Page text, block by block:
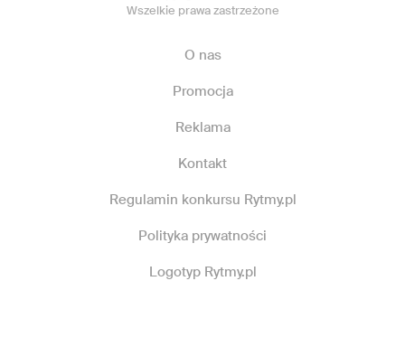
Wszelkie prawa zastrzeżone
O nas
Promocja
Reklama
Kontakt
Regulamin konkursu Rytmy.pl
Polityka prywatności
Logotyp Rytmy.pl